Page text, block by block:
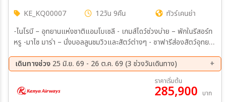
KE_KQ00007 12วัน 9คืน
ทัวร์เคนย่า
-ไนโรบี – อุทยานแห่งชาติแอมโบเซลี - เกมส์ไดว์ช่วงบ่าย – พักในรีสอร์ท
หรู -มาไซ มาร่า – นั่งบอลลูนชมวิวและสัตว์ต่างๆ - ซาฟารีส่องสัตว์อุทยาน
แห่งชาติทะเลสาบนากูรู - อุทยานแห่งชาติไนวาซ่า ล่องเรือชมฝูงฮิปโป
-กรุงไนโรบี - ภัตตาคารคอร์นิวอร์ - เมืองวิคตอเรีย ฟอลล์(ซิมบับเว) -
สวนสิงโต (Walk with Lion) -ล่องเรือชมพระอาทิตย์ตก - เดินชมน้ำตก
วิคตอเรียฝั่งซิมบับเว (สวยมาก) - วิคตอเรีย ฟอลล์(ซิมบับเว) -บอทสวานา
เดินทางช่วง 25 มิ.ย. 69 - 26 ต.ค. 69 (3 ช่วงวันเดินทาง)
01 ต.ค. 69 - 12 ต.ค. 69
15 ต.ค. 69 - 26 ต.ค. 69
ราคาเริ่มต้น
285,900 บาท